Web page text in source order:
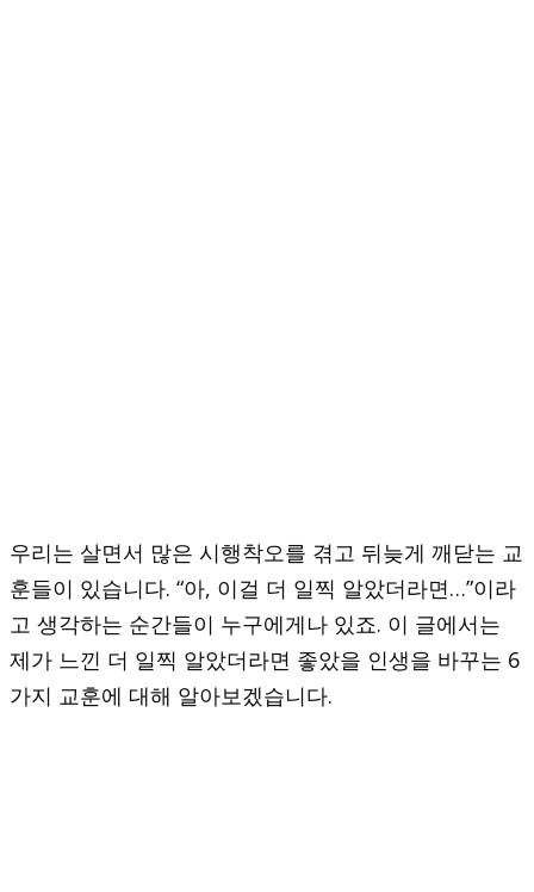
우리는 살면서 많은 시행착오를 겪고 뒤늦게 깨닫는 교
훈들이 있습니다. “아, 이걸 더 일찍 알았더라면…”이라
고 생각하는 순간들이 누구에게나 있죠. 이 글에서는
제가 느낀 더 일찍 알았더라면 좋았을 인생을 바꾸는 6
가지 교훈에 대해 알아보겠습니다.